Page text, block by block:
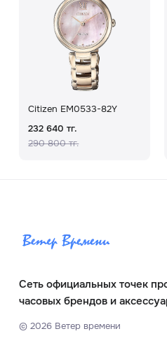
Citizen EM0533-82Y
232 640 тг.
290 800 тг.
Сеть официальных точек
часовых брендов и
© 2026Ветер времени